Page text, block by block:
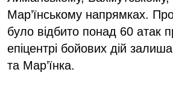
Мар’їнському напрямках.
було відбито понад 60 атак
епіцентрі бойових дій
та Мар’їнка.